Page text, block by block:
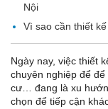
Nội
Vì sao cần thiết
Ngày nay, việc thiết
chuyên nghiệp để
cư… đang là xu
chọn để tiếp cận